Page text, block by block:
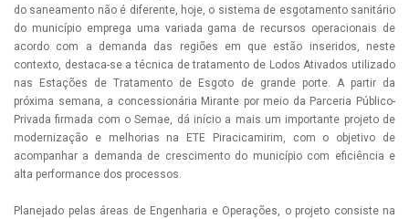
do saneamento não é diferente, hoje, o sistema de esgotamento sanitário
do município emprega uma variada gama de recursos operacionais de
acordo com a demanda das regiões em que estão inseridos, neste
contexto, destaca-se a técnica de tratamento de Lodos Ativados utilizado
nas Estações de Tratamento de Esgoto de grande porte. A partir da
próxima semana, a concessionária Mirante por meio da Parceria Público-
Privada firmada com o Semae, dá início a mais um importante projeto de
modernização e melhorias na ETE Piracicamirim, com o objetivo de
acompanhar a demanda de crescimento do município com eficiência e
alta performance dos processos.
Planejado pelas áreas de Engenharia e Operações, o projeto consiste na